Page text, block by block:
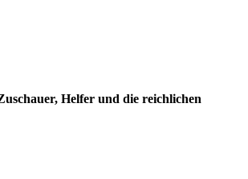
Helfer und die reichlichen